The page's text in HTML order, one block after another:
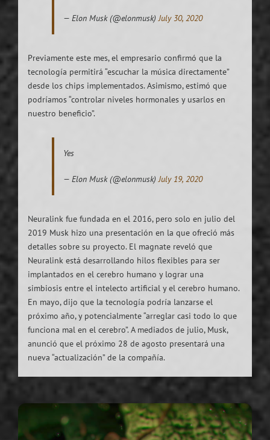
— Elon Musk (@elonmusk)July 30, 2020
Previamente este mes, el empresario confirmó que la
tecnología permitirá “escuchar la música directamente”
desde los chips implementados. Asimismo, estimó que
podríamos “controlar niveles hormonales y usarlos en
nuestro beneficio”.
Yes
— Elon Musk (@elonmusk)July 19, 2020
Neuralink fue fundada en el 2016, pero solo en julio del
2019 Musk hizo una presentación en la que ofreció más
detalles sobre su proyecto. El magnate reveló que
Neuralink está desarrollando hilos flexibles para ser
implantados en el cerebro humano y lograr una
simbiosis entre el intelecto artificial y el cerebro humano.
En mayo, dijo que la tecnología podría lanzarse el
próximo año, y potencialmente “arreglar casi todo lo que
funciona mal en el cerebro”. A mediados de julio, Musk,
anunció que el próximo 28 de agosto presentará una
nueva “actualización” de la compañía.